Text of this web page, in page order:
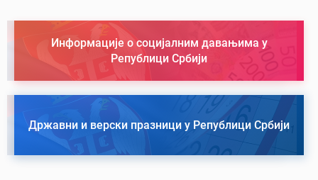
Информације о социјалним давањима у
Републици Србији
Државни и верски празници у Републици Србији